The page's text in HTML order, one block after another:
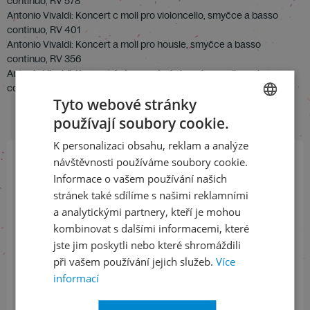
Antonio Vivaldi: Koncert c moll pro violoncello, smyčce a basso
continuo, RV 401
Antonio Vivaldi: Koncert a moll pro housle, smyčce a basso
continuo, RV 356
Antonio Vivaldi: Koncert A dur pro dvoje housle, smyčce a basso
continuo, RV 519
Přihlaste se k našemu newsletteru
a buďte jako první v obraze
ODEBÍRAT NEWSLETTER
Sledujte nás na sociálních sítích
ENGLISH
Tyto webové stránky
používají soubory cookie.
K personalizaci obsahu, reklam a analýze
návštěvnosti používáme soubory cookie.
Informace o vašem používání našich
stránek také sdílíme s našimi reklamními
a analytickými partnery, kteří je mohou
kombinovat s dalšími informacemi, které
jste jim poskytli nebo které shromáždili
při vašem používání jejich služeb. Více
informací